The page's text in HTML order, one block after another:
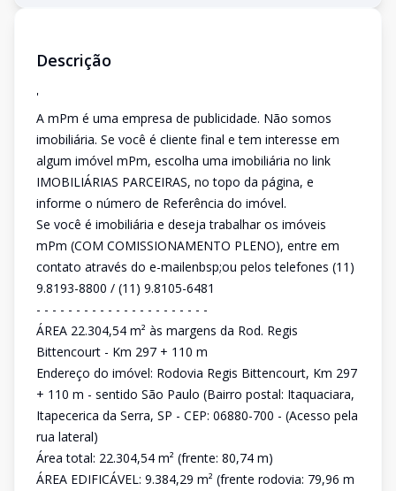
Descrição
'
A mPm é uma empresa de publicidade. Não somos
imobiliária. Se você é cliente final e tem interesse em
algum imóvel mPm, escolha uma imobiliária no link
IMOBILIÁRIAS PARCEIRAS, no topo da página, e
informe o número de Referência do imóvel.
Se você é imobiliária e deseja trabalhar os imóveis
mPm (COM COMISSIONAMENTO PLENO), entre em
contato através do e-mailenbsp;ou pelos telefones (11)
9.8193-8800 / (11) 9.8105-6481
- - - - - - - - - - - - - - - - - - - - - -
ÁREA 22.304,54 m² às margens da Rod. Regis
Bittencourt - Km 297 + 110 m
Endereço do imóvel: Rodovia Regis Bittencourt, Km 297
+ 110 m - sentido São Paulo (Bairro postal: Itaquaciara,
Itapecerica da Serra, SP - CEP: 06880-700 - (Acesso pela
rua lateral)
Área total: 22.304,54 m² (frente: 80,74 m)
ÁREA EDIFICÁVEL: 9.384,29 m² (frente rodovia: 79,96 m